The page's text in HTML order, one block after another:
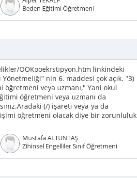
Beden Eğitimi Öğretmeni
OOKooekrstıpyon.htm linkindeki
nin 6. maddesi çok açık. "3)
veya uzmanı," Yani okul
öğretmeni veya uzmanı da
(/) işareti veya-ya da
öğretmeni olacak diye bir zorunluluk
Mustafa ALTUNTAŞ
Zihinsel Engelliler Sınıf Öğretmeni